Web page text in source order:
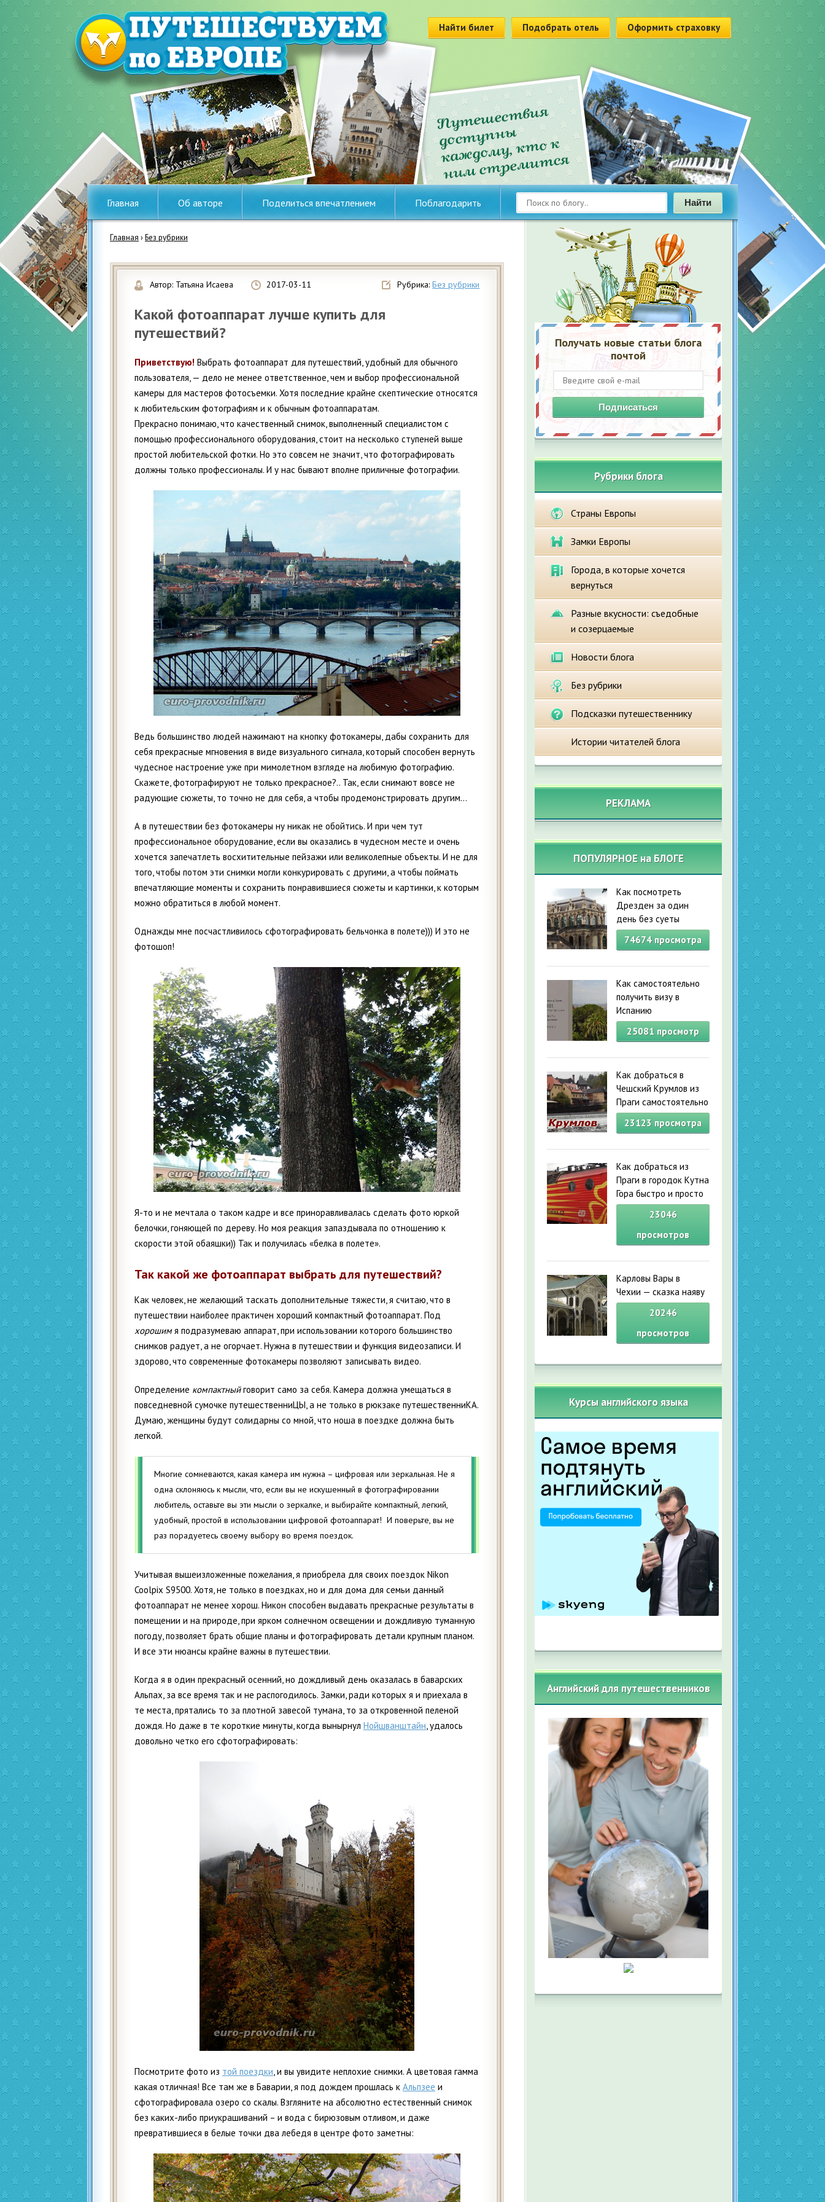
Найти билет Подобрать отель Оформить страховку
Главная Об авторе Поделиться впечатлением Поблагодарить Найти
Главная ›Без рубрики
Рубрика:Без рубрики
Автор: Татьяна Исаева 2017-03-11
Какой фотоаппарат лучше купить для
путешествий?
Приветствую! Выбрать фотоаппарат для путешествий, удобный для обычного
пользователя, — дело не менее ответственное, чем и выбор профессиональной
камеры для мастеров фотосъемки. Хотя последние крайне скептические относятся
к любительским фотографиям и к обычным фотоаппаратам.
Прекрасно понимаю, что качественный снимок, выполненный специалистом с
помощью профессионального оборудования, стоит на несколько ступеней выше
простой любительской фотки. Но это совсем не значит, что фотографировать
должны только профессионалы. И у нас бывают вполне приличные фотографии.
Ведь большинство людей нажимают на кнопку фотокамеры, дабы сохранить для
себя прекрасные мгновения в виде визуального сигнала, который способен вернуть
чудесное настроение уже при мимолетном взгляде на любимую фотографию.
Скажете, фотографируют не только прекрасное?.. Так, если снимают вовсе не
радующие сюжеты, то точно не для себя, а чтобы продемонстрировать другим…
А в путешествии без фотокамеры ну никак не обойтись. И при чем тут
профессиональное оборудование, если вы оказались в чудесном месте и очень
хочется запечатлеть восхитительные пейзажи или великолепные объекты. И не для
того, чтобы потом эти снимки могли конкурировать с другими, а чтобы поймать
впечатляющие моменты и сохранить понравившиеся сюжеты и картинки, к которым
можно обратиться в любой момент.
Однажды мне посчастливилось сфотографировать бельчонка в полете))) И это не
фотошоп!
Я-то и не мечтала о таком кадре и все приноравливалась сделать фото юркой
белочки, гоняющей по дереву. Но моя реакция запаздывала по отношению к
скорости этой обаяшки)) Так и получилась «белка в полете».
Так какой же фотоаппарат выбрать для путешествий?
Как человек, не желающий таскать дополнительные тяжести, я считаю, что в
путешествии наиболее практичен хороший компактный фотоаппарат. Под
хорошимя подразумеваю аппарат, при использовании которого большинство
снимков радует, а не огорчает. Нужна в путешествии и функция видеозаписи. И
здорово, что современные фотокамеры позволяют записывать видео.
Определение компактныйговорит само за себя. Камера должна умещаться в
повседневной сумочке путешественниЦЫ, а не только в рюкзаке путешественниКА.
Думаю, женщины будут солидарны со мной, что ноша в поездке должна быть
легкой.
Многие сомневаются, какая камера им нужна – цифровая или зеркальная. Не я
одна склоняюсь к мысли, что, если вы не искушенный в фотографировании
любитель, оставьте вы эти мысли о зеркалке, и выбирайте компактный, легкий,
удобный, простой в использовании цифровой фотоаппарат! И поверьте, вы не
раз порадуетесь своему выбору во время поездок.
Учитывая вышеизложенные пожелания, я приобрела для своих поездок Nikon
Coolpix S9500. Хотя, не только в поездках, но и для дома для семьи данный
фотоаппарат не менее хорош. Никон способен выдавать прекрасные результаты в
помещении и на природе, при ярком солнечном освещении и дождливую туманную
погоду, позволяет брать общие планы и фотографировать детали крупным планом.
И все эти нюансы крайне важны в путешествии.
Когда я в один прекрасный осенний, но дождливый день оказалась в баварских
Альпах, за все время так и не распогодилось. Замки, ради которых я и приехала в
те места, прятались то за плотной завесой тумана, то за откровенной пеленой
дождя. Но даже в те короткие минуты, когда вынырнул Нойшванштайн, удалось
довольно четко его сфотографировать:
Посмотрите фото из той поездки, и вы увидите неплохие снимки. А цветовая гамма
какая отличная! Все там же в Баварии, я под дождем прошлась к Альпзее и
сфотографировала озеро со скалы. Взгляните на абсолютно естественный снимок
без каких-либо приукрашиваний – и вода с бирюзовым отливом, и даже
превратившиеся в белые точки два лебедя в центре фото заметны:
Получать новые статьи блога
почтой
Подписаться
Рубрики блога
Страны Европы
Замки Европы
Города, в которые хочется
вернуться
Разные вкусности: съедобные
и созерцаемые
Новости блога
Без рубрики
Подсказки путешественнику
Истории читателей блога
РЕКЛАМА
ПОПУЛЯРНОЕ на БЛОГЕ
Как посмотреть
Дрезден за один
день без суеты
74674просмотра
Как самостоятельно
получить визу в
Испанию
25081 просмотр
Как добраться в
Чешский Крумлов из
Праги самостоятельно
23123 просмотра
Как добраться из
Праги в городок Кутна
Гора быстро и просто
23046
просмотров
Карловы Вары в
Чехии — сказка наяву
20246
просмотров
Курсы английского языка
Английский для путешественников